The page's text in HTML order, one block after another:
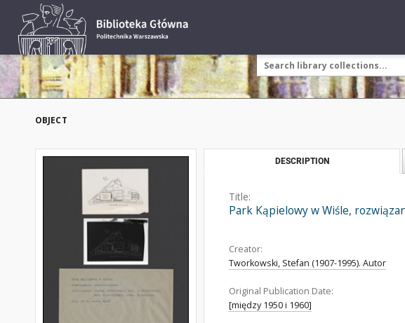
OBJECT
DESCRIPTION
Title:
Park Kąpielowy w Wiśle,
Creator:
Tworkowski, Stefan (1907-1995). Autor
Original Publication Date:
[między 1950 i 1960]